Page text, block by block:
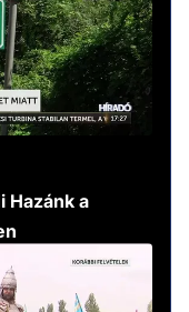
Hazánk a